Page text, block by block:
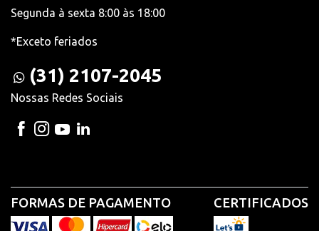
Segunda à sexta 8:00 às 18:00
*Exceto feriados
(31) 2107-2045
Nossas Redes Sociais
FORMAS DE PAGAMENTO CERTIFICADOS